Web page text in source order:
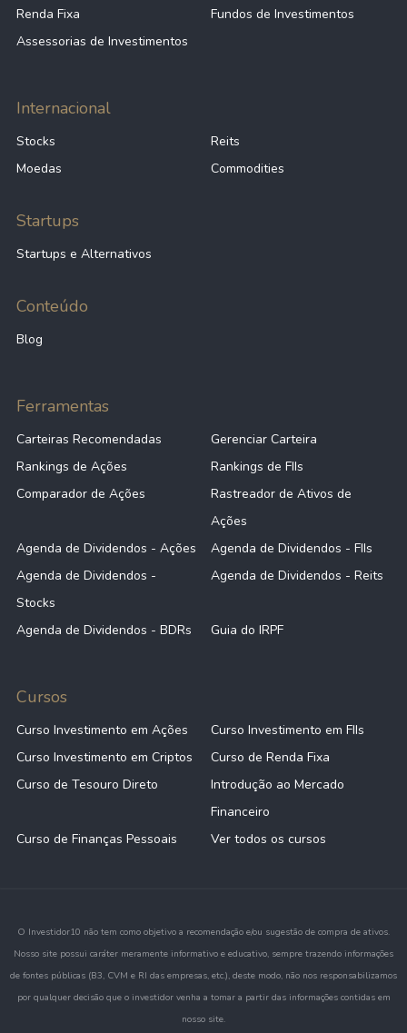
Renda Fixa
Fundos de Investimentos
Assessorias de Investimentos
Internacional
Stocks
Reits
Moedas
Commodities
Startups
Startups e Alternativos
Conteúdo
Blog
Ferramentas
Carteiras Recomendadas
Gerenciar Carteira
Rankings de Ações
Rankings de FIIs
Comparador de Ações
Rastreador de Ativos de
Ações
Agenda de Dividendos - Ações
Agenda de Dividendos - FIIs
Agenda de Dividendos -
Stocks
Agenda de Dividendos - Reits
Agenda de Dividendos - BDRs Guia do IRPF
Cursos
Curso Investimento em Ações
Curso Investimento em FIIs
Curso Investimento em Criptos
Curso de Renda Fixa
Curso de Tesouro Direto
Introdução ao Mercado
Financeiro
Curso de Finanças Pessoais
Ver todos os cursos
O Investidor10 não tem como objetivo a recomendação e/ou sugestão de compra de ativos.
Nosso site possui caráter meramente informativo e educativo, sempre trazendo informações
de fontes públicas (B3, CVM e RI das empresas, etc.), deste modo, não nos responsabilizamos
por qualquer decisão que o investidor venha a tomar a partir das informações contidas em
nosso site.